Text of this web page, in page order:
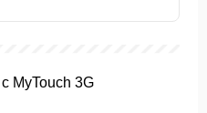
MyTouch 3G